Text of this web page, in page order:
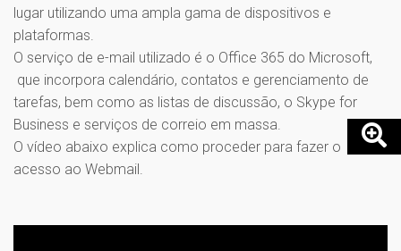
lugar utilizando uma ampla gama de dispositivos e
plataformas.
O serviço de e-mail utilizado é o Office 365 do Microsoft,
que incorpora calendário, contatos e gerenciamento de
tarefas, bem como as listas de discussão, o Skype for
Business e serviços de correio em massa.
O vídeo abaixo explica como proceder para fazer o
acesso ao Webmail.